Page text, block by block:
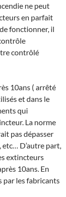
ne peut
en parfait
fonctionner, il
contrôlé
10ans ( arrêté
et dans le
qui
La norme
pas dépasser
etc… D’autre part,
extincteurs
10ans. En
par les fabricants